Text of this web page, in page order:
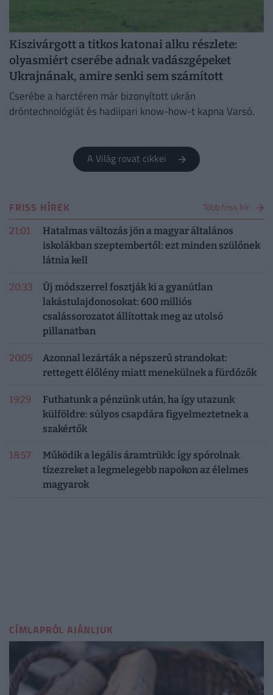
Kiszivárgott a titkos katonai alku részlete:
olyasmiért cserébe adnak vadászgépeket
Ukrajnának, amire senki sem számított
Cserébe a harctéren már bizonyított ukrán
dróntechnológiát és hadiipari know-how-t kapna Varsó.
A Világ rovat cikkei
FRISS HÍREK Több friss hír
21:01
Hatalmas változás jön a magyar általános
iskolákban szeptembertől: ezt minden szülőnek
látnia kell
20:33
Új módszerrel fosztják ki a gyanútlan
lakástulajdonosokat: 600 milliós
csalássorozatot állítottak meg az utolsó
pillanatban
20:05
Azonnal lezárták a népszerű strandokat:
rettegett élőlény miatt menekülnek a fürdőzők
19:29
Futhatunk a pénzünk után, ha így utazunk
külföldre: súlyos csapdára figyelmeztetnek a
szakértők
18:57
Működik a legális áramtrükk: így spórolnak
tízezreket a legmelegebb napokon az élelmes
magyarok
CÍMLAPRÓL AJÁNLJUK